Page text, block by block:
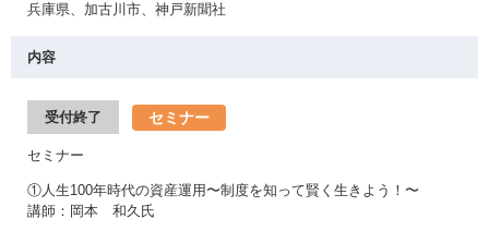
兵庫県、加古川市、神戸新聞社
内容
受付終了 セミナー
セミナー
①人生100年時代の資産運用〜制度を知って賢く生きよう！〜
講師：岡本 和久氏